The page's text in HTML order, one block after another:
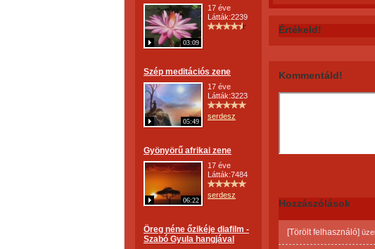
03:09
17 éve
Látták:2239
Szép meditációs zene
05:49
17 éve
Látták:3223
serdesz
Gyönyörű afrikai zene
06:22
17 éve
Látták:7484
serdesz
Öreg néne őzikéje diafilm -
Szabó Gyula hangjával
Értékeld!
Kommentáld!
Hozzászólások
[Törölt felhasználó]